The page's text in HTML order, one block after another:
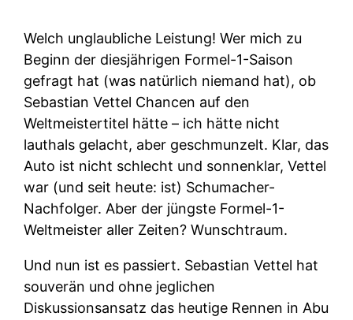
Welch unglaubliche Leistung! Wer mich zu
Beginn der diesjährigen Formel-1-Saison
gefragt hat (was natürlich niemand hat), ob
Sebastian Vettel Chancen auf den
Weltmeistertitel hätte – ich hätte nicht
lauthals gelacht, aber geschmunzelt. Klar, das
Auto ist nicht schlecht und sonnenklar, Vettel
war (und seit heute: ist) Schumacher-
Nachfolger. Aber der jüngste Formel-1-
Weltmeister aller Zeiten? Wunschtraum.
Und nun ist es passiert. Sebastian Vettel hat
souverän und ohne jeglichen
Diskussionsansatz das heutige Rennen in Abu